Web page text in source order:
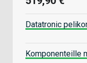
Datatronic
Komponenteille